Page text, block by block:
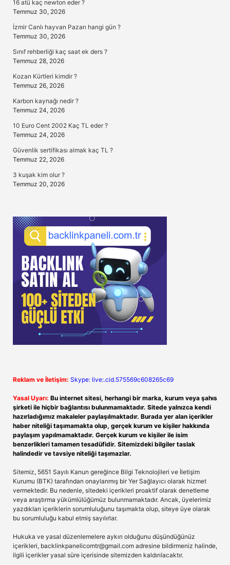
16 atü kaç newton eder ?
Temmuz 30, 2026
İzmir Canlı hayvan Pazarı hangi gün ?
Temmuz 30, 2026
Sınıf rehberliği kaç saat ek ders ?
Temmuz 28, 2026
Kozan Kürtleri kimdir ?
Temmuz 26, 2026
Karbon kaynağı nedir ?
Temmuz 24, 2026
10 Euro Cent 2002 Kaç TL eder ?
Temmuz 24, 2026
Güvenlik sertifikası almak kaç TL ?
Temmuz 22, 2026
3 kuşak kim olur ?
Temmuz 20, 2026
Reklam ve İletişim: Skype: live:.cid.575569c608265c69
Yasal Uyarı: Bu internet sitesi, herhangi bir marka, kurum veya şahıs
şirketi ile hiçbir bağlantısı bulunmamaktadır. Sitede yalnızca kendi
hazırladığımız makaleler paylaşılmaktadır. Burada yer alan içerikler
haber niteliği taşımamakta olup, gerçek kurum ve kişiler hakkında
paylaşım yapılmamaktadır. Gerçek kurum ve kişiler ile isim
benzerlikleri tamamen tesadüfidir. Sitemizdeki bilgiler taslak
halindedir ve tavsiye niteliği taşımazlar.
Sitemiz, 5651 Sayılı Kanun gereğince Bilgi Teknolojileri ve İletişim
Kurumu (BTK) tarafından onaylanmış bir Yer Sağlayıcı olarak hizmet
vermektedir. Bu nedenle, sitedeki içerikleri proaktif olarak denetleme
veya araştırma yükümlülüğümüz bulunmamaktadır. Ancak, üyelerimiz
yazdıkları içeriklerin sorumluluğunu taşımakta olup, siteye üye olarak
bu sorumluluğu kabul etmiş sayılırlar.
Hukuka ve yasal düzenlemelere aykırı olduğunu düşündüğünüz
içerikleri, backlinkpanelicomtr@gmail.com adresine bildirmeniz halinde,
ilgili içerikler yasal süre içerisinde sitemizden kaldırılacaktır.